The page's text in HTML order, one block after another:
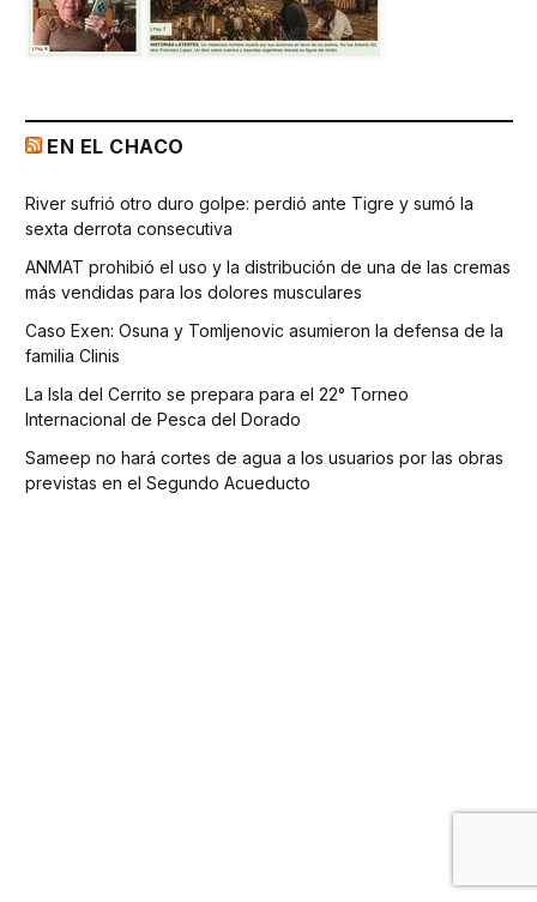
EN EL CHACO
River sufrió otro duro golpe: perdió ante Tigre y sumó la
sexta derrota consecutiva
ANMAT prohibió el uso y la distribución de una de las cremas
más vendidas para los dolores musculares
Caso Exen: Osuna y Tomljenovic asumieron la defensa de la
familia Clinis
La Isla del Cerrito se prepara para el 22° Torneo
Internacional de Pesca del Dorado
Sameep no hará cortes de agua a los usuarios por las obras
previstas en el Segundo Acueducto